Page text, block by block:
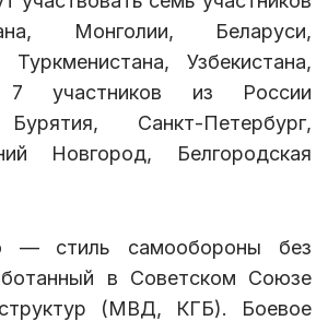
Монголии, Беларуси,
Туркменистана, Узбекистана,
участников из России
Санкт-Петербург,
Новгород, Белгородская
— стиль самообороны без
в Советском Союзе
(МВД, КГБ). Боевое